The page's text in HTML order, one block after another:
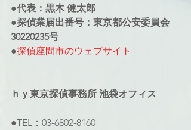
●代表：黒木 健太郎
●探偵業届出番号：東京都公安委員会
30220235号
●探偵座間市のウェブサイト
ｈｙ東京探偵事務所 池袋オフィス
●TEL：03-6802-8160